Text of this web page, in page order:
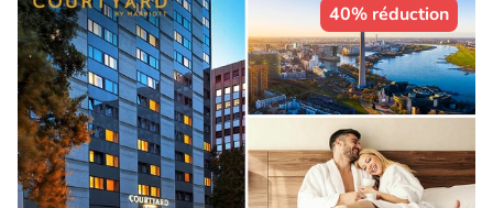
40% réduction